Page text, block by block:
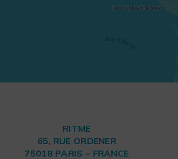
RITME
65, RUE ORDENER
75018 PARIS – FRANCE